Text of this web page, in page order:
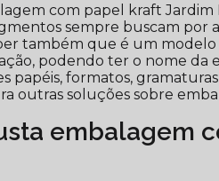
com papel kraft
sempre buscam por
também que é um
podendo ter o nome da
papéis, formatos,
outras soluções sobre
embalagem